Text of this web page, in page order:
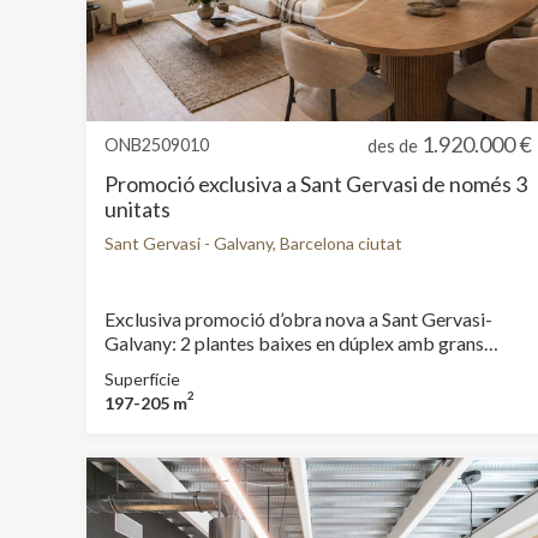
ONB2509010 des de 1.920.000 €
Promoció exclusiva a Sant Gervasi de només 3
unitats
Sant Gervasi - Galvany, Barcelona ciutat
Exclusiva promoció d’obra nova a Sant Gervasi-
Galvany: 2 plantes baixes en dúplex amb grans
una oportunitat única de viure en una de les zones
més exclusives de Barcelona. Al cor de Sarrià-Sant
Torres, es presenta aquesta promoció boutique de
només tres habitatges de luxe, on el disseny
contemporani, els acabats d’alta gamma i els amplis
Superfície
197-205 m2